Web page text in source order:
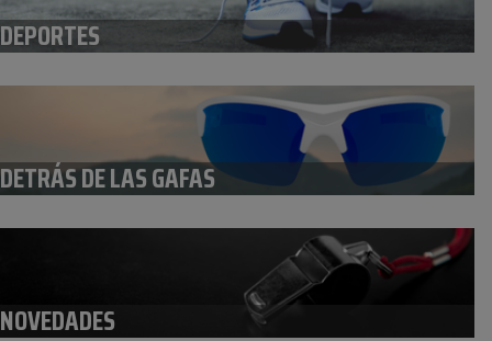
DEPORTES
DETRÁS DE LAS GAFAS
NOVEDADES